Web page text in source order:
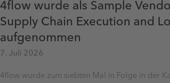
4flow wurde als Sample
Supply Chain Execution and
aufgenommen
7. Juli 2026
4flow wurde zum siebten Mal in Folge in der